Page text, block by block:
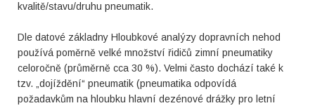
kvalitě/stavu/druhu pneumatik.
Dle datové základny Hloubkové analýzy dopravních nehod
používá poměrně velké množství řidičů zimní pneumatiky
celoročně (průměrně cca 30 %). Velmi často dochází také k
tzv. „dojíždění“ pneumatik (pneumatika odpovídá
požadavkům na hloubku hlavní dezénové drážky pro letní